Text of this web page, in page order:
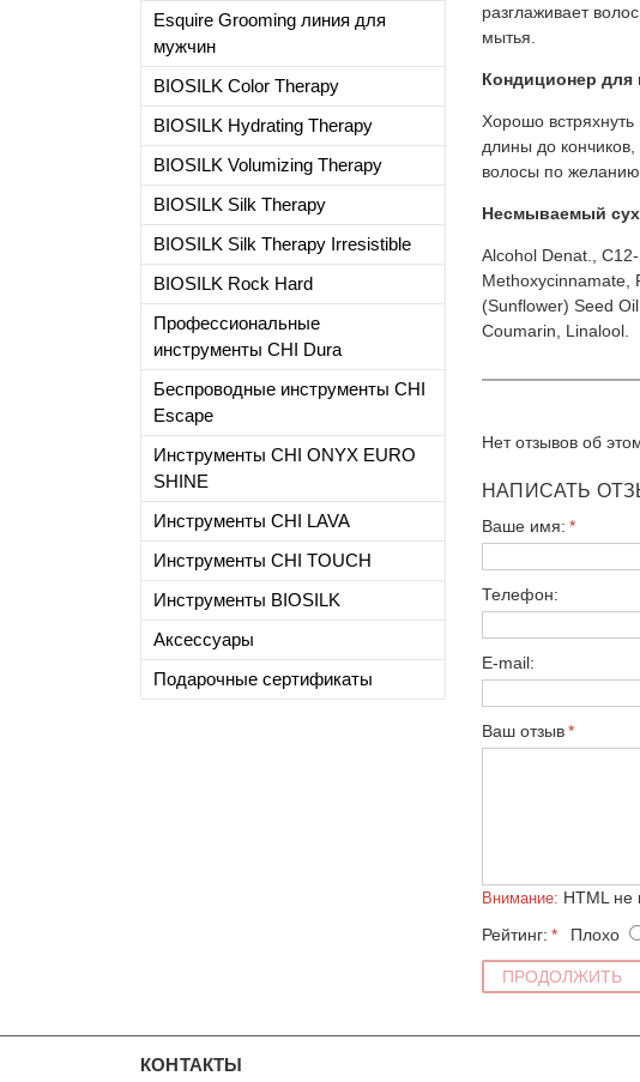
Esquire Grooming линия для
мужчин
BIOSILK Color Therapy
BIOSILK Hydrating Therapy
BIOSILK Volumizing Therapy
BIOSILK Silk Therapy
BIOSILK Silk Therapy Irresistible
BIOSILK Rock Hard
Профессиональные
инструменты CHI Dura
Беспроводные инструменты CHI
Escape
Инструменты CHI ONYX EURO
SHINE
Инструменты CHI LAVA
Инструменты CHI TOUCH
Инструменты BIOSILK
Аксессуары
Подарочные сертификаты
разглаживает
мытья.
Кондиционер для
Хорошо
длины до
волосы по желанию.
Несмываемый
Alcohol Denat.,
Methoxycinnamate,
(Sunflower) Seed
Coumarin, Linalool.
Нет отзывов об
НАПИСАТЬ
Ваше имя:
Телефон:
E-mail:
Ваш отзыв
Внимание: HTML не
Рейтинг:
Плохо
ПРОДОЛЖИТЬ
КОНТАКТЫ